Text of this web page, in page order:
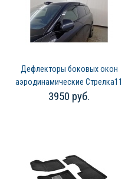
Дефлекторы боковых окон
аэродинамические Стрелка11
для LIXiang L9 (2023-2026) №
3950 руб.